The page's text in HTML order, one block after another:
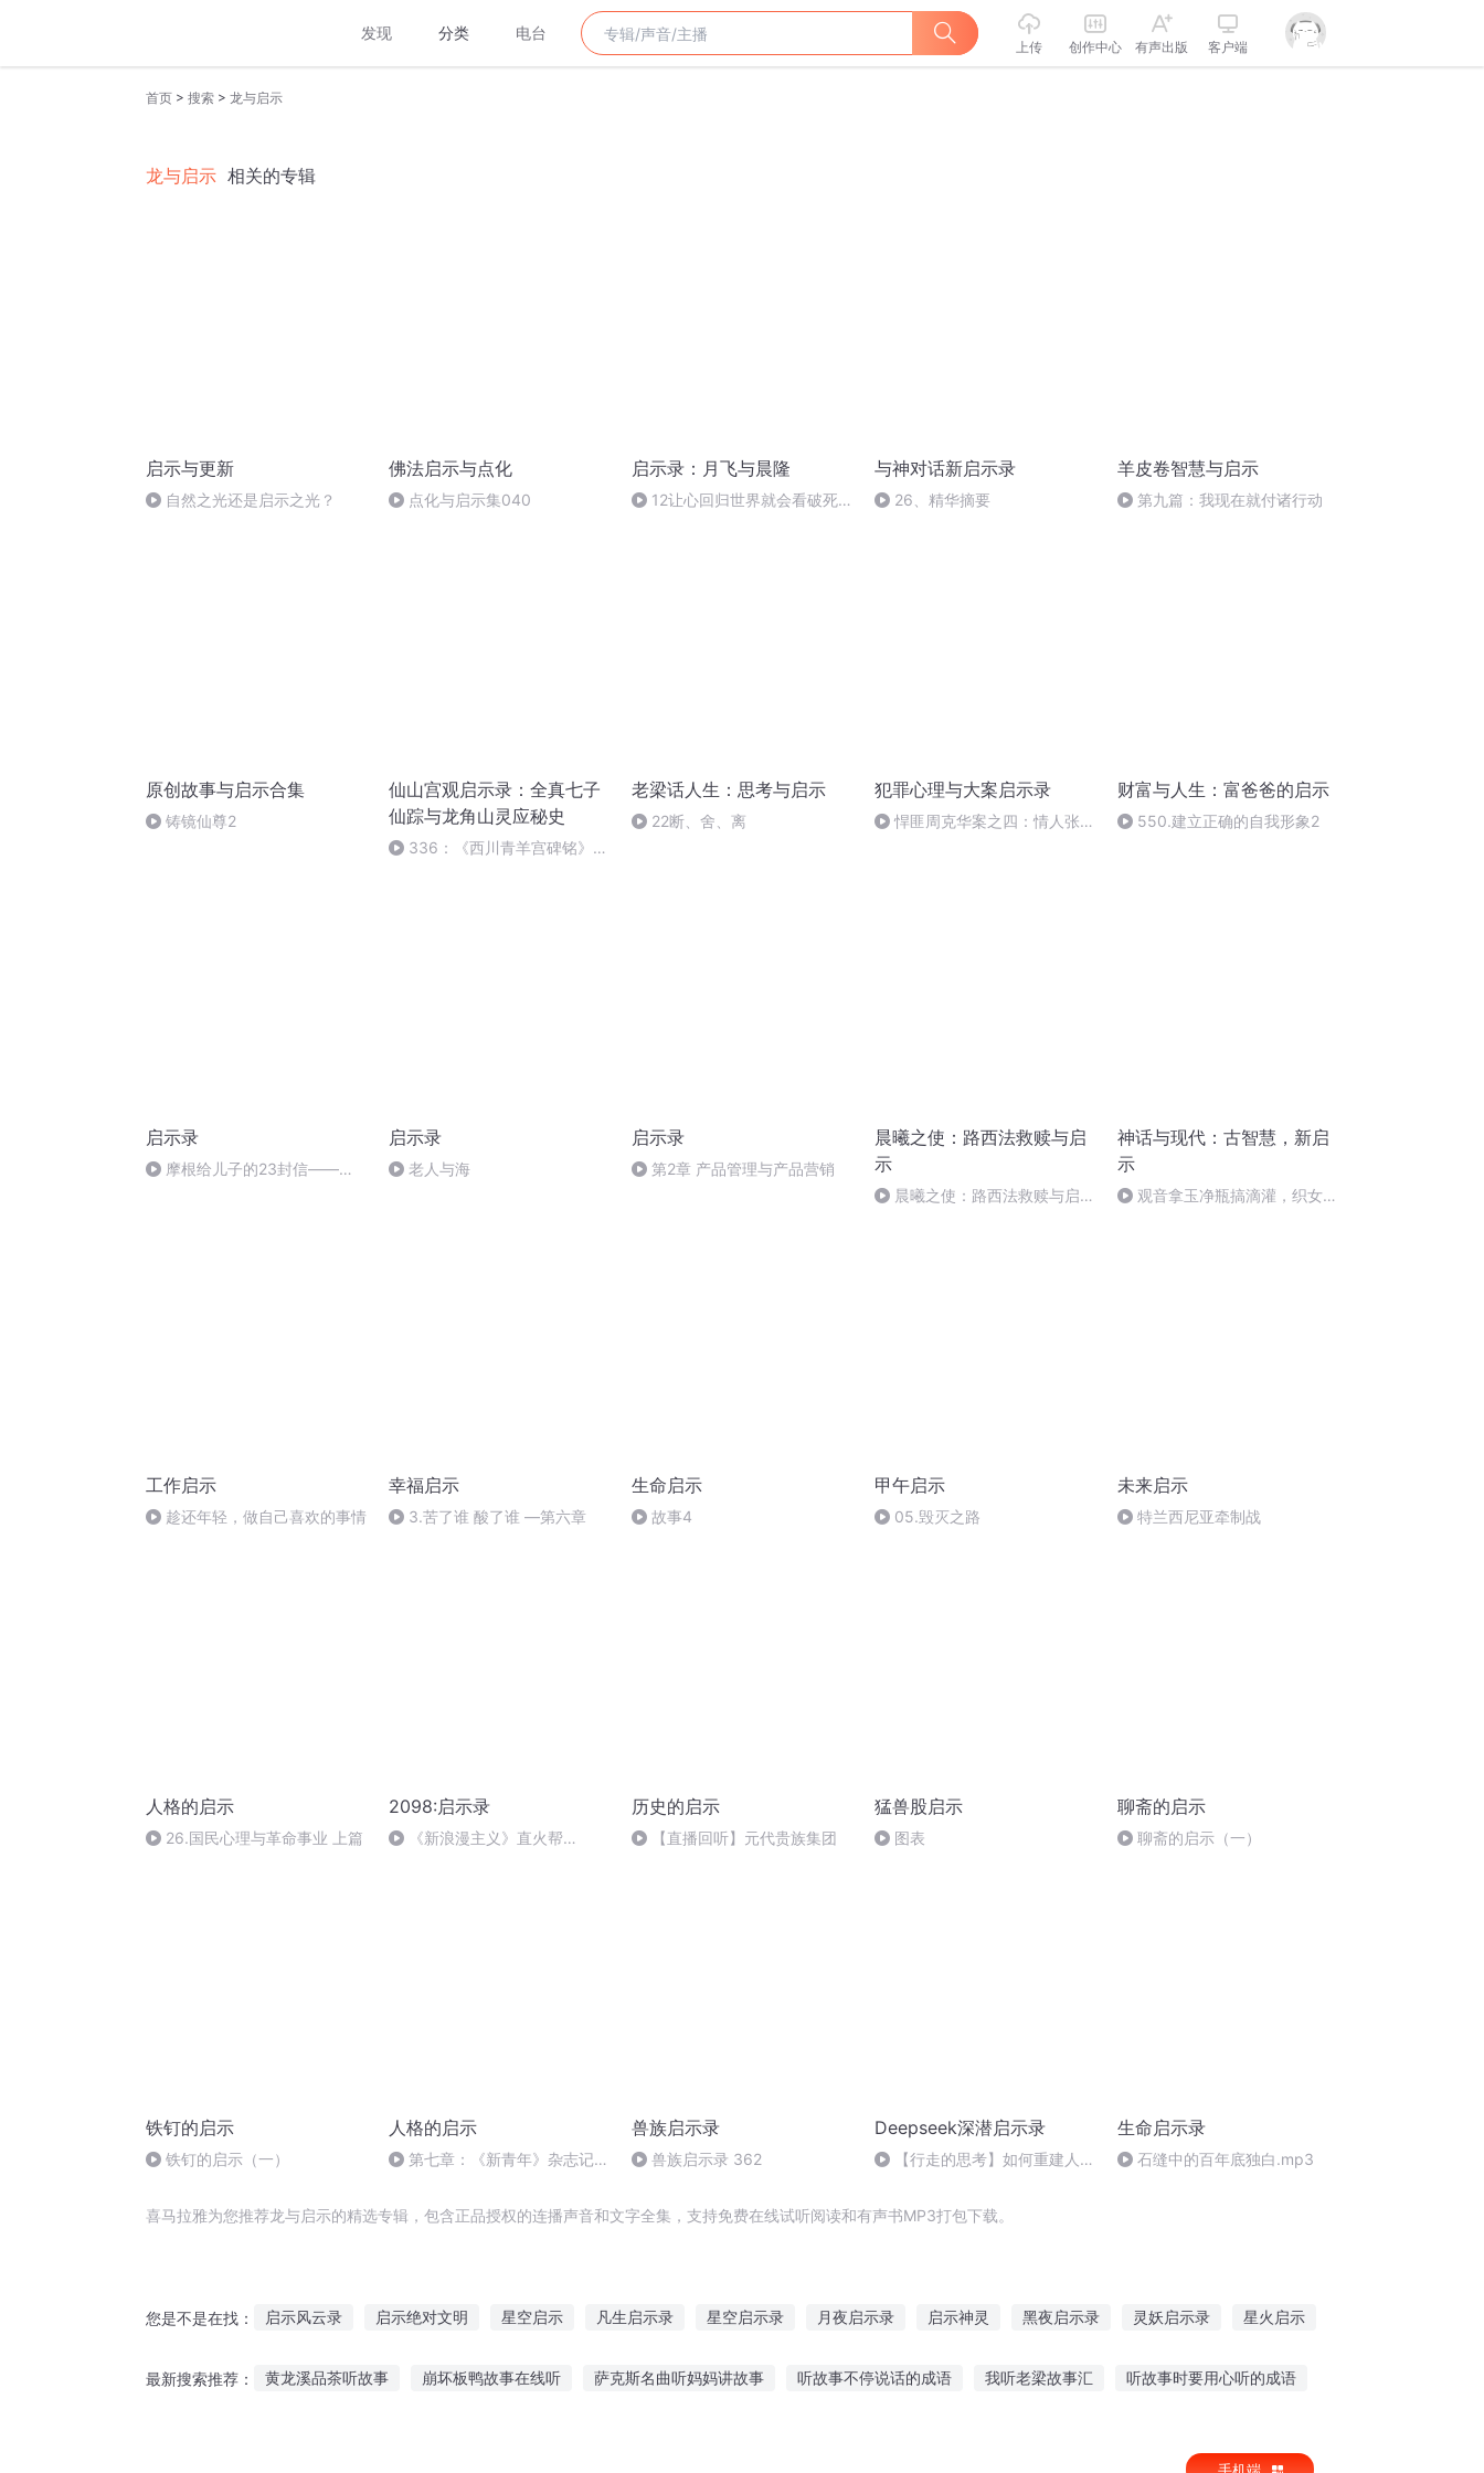
发现 分类 电台
上传 创作中心 有声出版 客户端
首页 > 搜索 > 龙与启示
龙与启示 相关的专辑
启示与更新
自然之光还是启示之光？
佛法启示与点化
点化与启示集040
启示录：月飞与晨隆
12让心回归世界就会看破死
与神对话新启示录
26、精华摘要
羊皮卷智慧与启示
第九篇：我现在就付诸行动
原创故事与启示合集
铸镜仙尊2
仙山宫观启示录：全真七子
仙踪与龙角山灵应秘史
336：《西川青羊宫碑铭》
老梁话人生：思考与启示
22断、舍、离
犯罪心理与大案启示录
悍匪周克华案之四：情人张贵
财富与人生：富爸爸的启示
550.建立正确的自我形象2
启示录
摩根给儿子的23封信——第
启示录
老人与海
启示录
第2章 产品管理与产品营销
晨曦之使：路西法救赎与启
示
晨曦之使：路西法救赎与启
神话与现代：古智慧，新启
示
观音拿玉净瓶搞滴灌，织女用
工作启示
趁还年轻，做自己喜欢的事情
幸福启示
3.苦了谁 酸了谁 —第六章
生命启示
故事4
甲午启示
05.毁灭之路
未来启示
特兰西尼亚牵制战
人格的启示
26.国民心理与革命事业 上篇
2098:启示录
《新浪漫主义》直火帮
历史的启示
【直播回听】元代贵族集团
猛兽股启示
图表
聊斋的启示
聊斋的启示（一）
铁钉的启示
铁钉的启示（一）
人格的启示
第七章：《新青年》杂志记者
兽族启示录
兽族启示录 362
Deepseek深潜启示录
【行走的思考】如何重建人与
生命启示录
石缝中的百年底独白.mp3
喜马拉雅为您推荐龙与启示的精选专辑，包含正品授权的连播声音和文字全集，支持免费在线试听阅读和有声书MP3打包下载。
您是不是在找： 启示风云录 启示绝对文明 星空启示 凡生启示录 星空启示录 月夜启示录 启示神灵 黑夜启示录 灵妖启示录 星火启示
最新搜索推荐： 黄龙溪品茶听故事 崩坏板鸭故事在线听 萨克斯名曲听妈妈讲故事 听故事不停说话的成语 我听老梁故事汇 听故事时要用心听的成语